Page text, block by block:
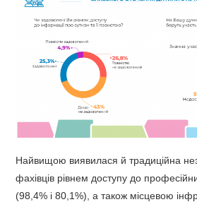
Найвищою виявилася й традиційна
фахівців рівнем доступу до
(98,4% і 80,1%), а також місцевою